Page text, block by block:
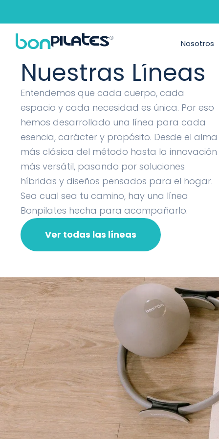
Nosotros
Nuestras Líneas
Entendemos que cada cuerpo, cada
espacio y cada necesidad es única. Por eso
hemos desarrollado una línea para cada
esencia, carácter y propósito. Desde el alma
más clásica del método hasta la innovación
más versátil, pasando por soluciones
híbridas y diseños pensados para el hogar.
Sea cual sea tu camino, hay una línea
Bonpilates hecha para acompañarlo.
Ver todas las líneas